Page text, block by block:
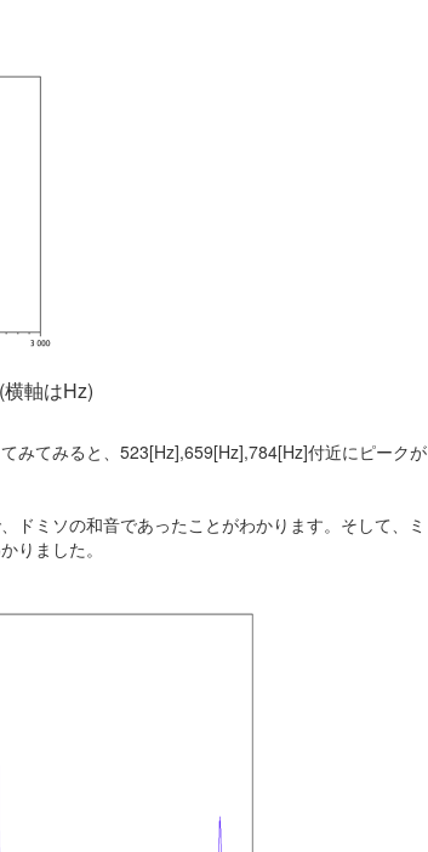
軸はHz)
みてみると、523[Hz],659[Hz],784[Hz]付近にピークが
ドミソの和音であったことがわかります。そして、ミ
りました。